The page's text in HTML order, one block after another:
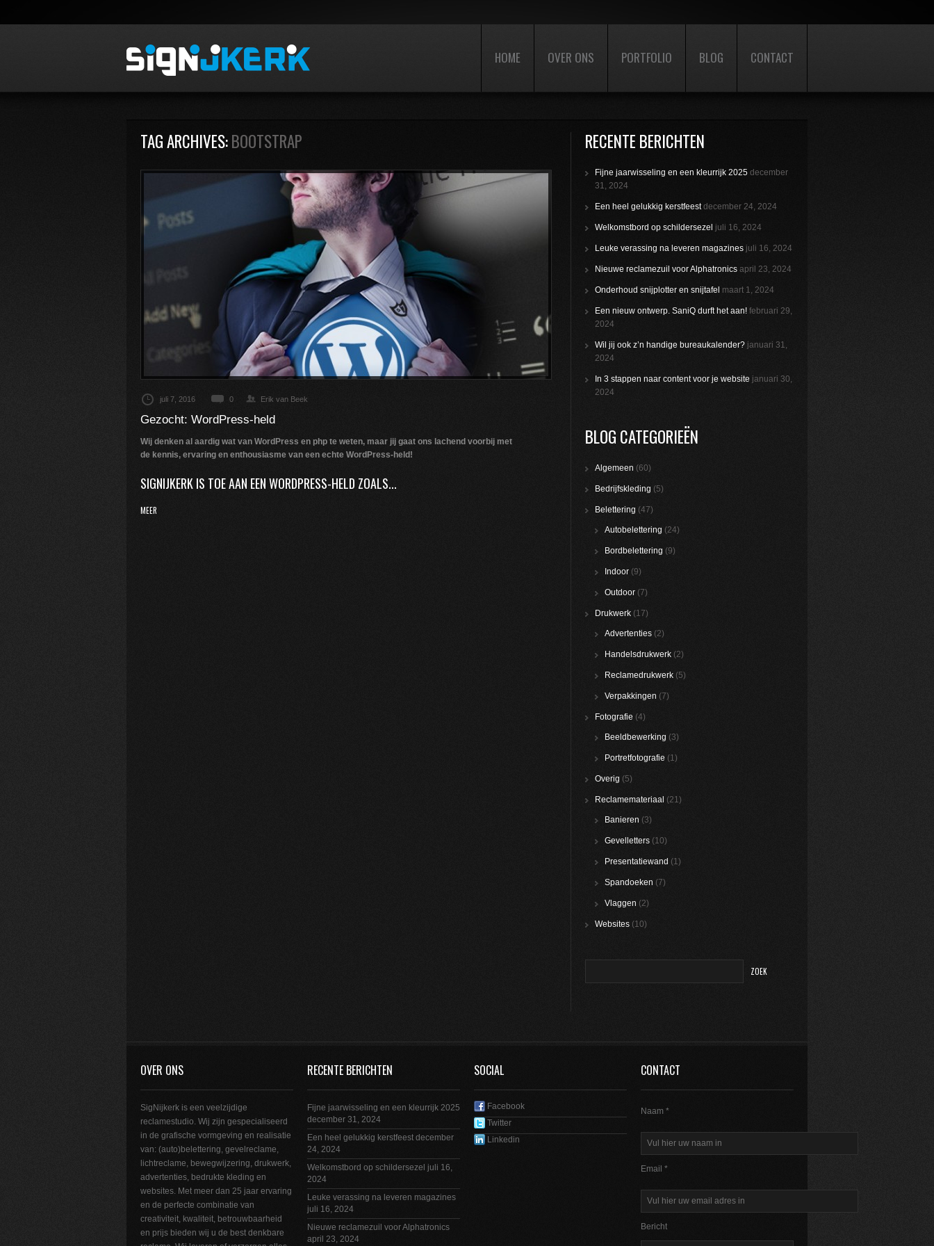
HOME OVER ONS PORTFOLIO BLOG CONTACT
TAG ARCHIVES:BOOTSTRAP
juli 7, 2016 0 Erik van Beek
Gezocht: WordPress-held
Wij denken al aardig wat van WordPress en php te weten, maar jij gaat ons lachend voorbij met
de kennis, ervaring en enthousiasme van een echte WordPress-held!
SIGNIJKERK IS TOE AAN EEN WORDPRESS-HELD ZOALS...
MEER
RECENTE BERICHTEN
Fijne jaarwisseling en een kleurrijk 2025 december
31, 2024
Een heel gelukkig kerstfeest december 24, 2024
Welkomstbord op schildersezel juli 16, 2024
Leuke verassing na leveren magazines juli 16, 2024
Nieuwe reclamezuil voor Alphatronics april 23, 2024
Onderhoud snijplotter en snijtafel maart 1, 2024
Een nieuw ontwerp. SaniQ durft het aan! februari 29,
2024
Wil jij ook z’n handige bureaukalender? januari 31,
2024
In 3 stappen naar content voor je website januari 30,
2024
BLOG CATEGORIEËN
Algemeen (60)
Bedrijfskleding (5)
Belettering (47)
Autobelettering (24)
Bordbelettering (9)
Indoor (9)
Outdoor (7)
Drukwerk (17)
Advertenties (2)
Handelsdrukwerk (2)
Reclamedrukwerk (5)
Verpakkingen (7)
Fotografie (4)
Beeldbewerking (3)
Portretfotografie (1)
Overig (5)
Reclamemateriaal (21)
Banieren (3)
Gevelletters (10)
Presentatiewand (1)
Spandoeken (7)
Vlaggen (2)
Websites (10)
OVER ONS
SigNijkerk is een veelzijdige
reclamestudio. Wij zijn gespecialiseerd
in de grafische vormgeving en realisatie
van: (auto)belettering, gevelreclame,
lichtreclame, bewegwijzering, drukwerk,
advertenties, bedrukte kleding en
websites. Met meer dan 25 jaar ervaring
en de perfecte combinatie van
creativiteit, kwaliteit, betrouwbaarheid
en prijs bieden wij u de best denkbare
RECENTE BERICHTEN
Fijne jaarwisseling en een kleurrijk 2025
december 31, 2024
Een heel gelukkig kerstfeest december
24, 2024
Welkomstbord op schildersezel juli 16,
2024
Leuke verassing na leveren magazines
juli 16, 2024
Nieuwe reclamezuil voor Alphatronics
april 23, 2024
SOCIAL
Facebook
Twitter
Linkedin
CONTACT
Naam *
Email *
Bericht